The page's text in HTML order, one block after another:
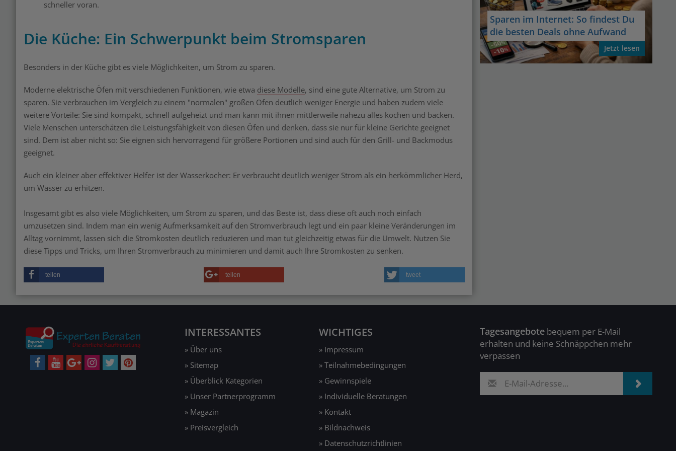
schneller voran.
Die Küche: Ein Schwerpunkt beim Stromsparen
Besonders in der Küche gibt es viele Möglichkeiten, um Strom zu sparen.
Moderne elektrische Öfen mit verschiedenen Funktionen, wie etwa diese Modelle, sind eine gute Alternative, um Strom zu
sparen. Sie verbrauchen im Vergleich zu einem "normalen" großen Ofen deutlich weniger Energie und haben zudem viele
weitere Vorteile: Sie sind kompakt, schnell aufgeheizt und man kann mit ihnen mittlerweile nahezu alles kochen und backen.
Viele Menschen unterschätzen die Leistungsfähigkeit von diesen Öfen und denken, dass sie nur für kleine Gerichte geeignet
sind. Dem ist aber nicht so: Sie eignen sich hervorragend für größere Portionen und sind auch für den Grill- und Backmodus
geeignet.
Auch ein kleiner aber effektiver Helfer ist der Wasserkocher: Er verbraucht deutlich weniger Strom als ein herkömmlicher Herd,
um Wasser zu erhitzen.
Insgesamt gibt es also viele Möglichkeiten, um Strom zu sparen, und das Beste ist, dass diese oft auch noch einfach
umzusetzen sind. Indem man ein wenig Aufmerksamkeit auf den Stromverbrauch legt und ein paar kleine Veränderungen im
Alltag vornimmt, lassen sich die Stromkosten deutlich reduzieren und man tut gleichzeitig etwas für die Umwelt. Nutzen Sie
diese Tipps und Tricks, um Ihren Stromverbrauch zu minimieren und damit auch Ihre Stromkosten zu senken.
teilen teilen tweet
Sparen im Internet: So findest Du
die besten Deals ohne Aufwand
Jetzt lesen
INTERESSANTES
» Über uns
» Sitemap
» Überblick Kategorien
» Unser Partnerprogramm
» Magazin
» Preisvergleich
WICHTIGES
» Impressum
» Teilnahmebedingungen
» Gewinnspiele
» Individuelle Beratungen
» Kontakt
» Bildnachweis
» Datenschutzrichtlinien
Tagesangebotebequem per E-Mail
erhalten und keine Schnäppchen mehr
verpassen